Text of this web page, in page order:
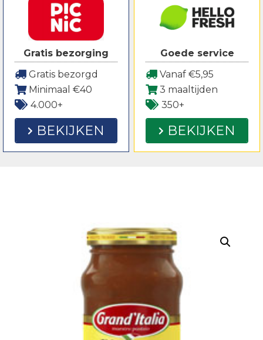
Gratis bezorging
Gratis bezorgd
Minimaal €40
4.000+
BEKIJKEN
Goede service
Vanaf €5,95
3 maaltijden
350+
BEKIJKEN